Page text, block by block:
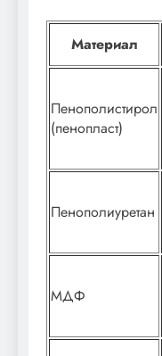
Материал
Пенополистирол
(пенопласт)
Пенополиуретан
МДФ